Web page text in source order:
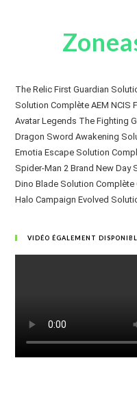
The Relic First Guardian
Solution Complète AEM NCIS
Avatar Legends The Fighting
Dragon Sword Awakening
Emotia Escape Solution
Spider-Man 2 Brand New Day
Dino Blade Solution
Halo Campaign Evolved
VIDÉO ÉGALEMENT